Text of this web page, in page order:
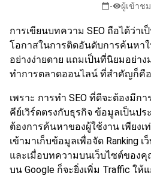
calendar_today-visibilityผู้เข้าช
การเขียนบทความ SEO ถือได้ว่า
โอกาสในการติดอันดับการค้นหา
อย่างง่ายดาย แถมเป็นที่นิยมอย่า
ทำการตลาดออนไลน์ ที่สำคัญก็คื
เพราะ การทำ SEO ที่ดีจะต้องมีก
คีย์เวิร์ดตรงกับธุรกิจ ข้อมูลเป็นป
ต้องการค้นหาของผู้ใช้งาน เพียงเ
เข้ามาเก็บข้อมูลเพื่อจัด Ranking
และเมื่อบทความบนเว็บไซต์ของ
บน Google ก็จะยิ่งเพิ่ม Traffic ให้